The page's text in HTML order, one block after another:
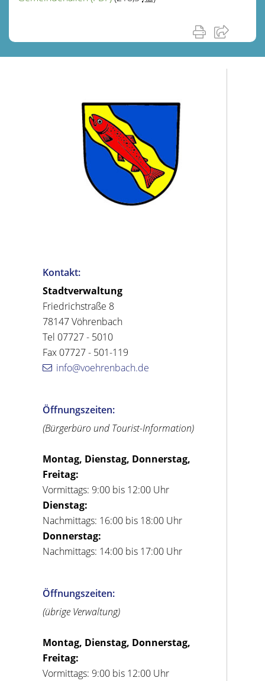
Kontakt:
Stadtverwaltung
Friedrichstraße 8
78147 Vöhrenbach
Tel 07727 - 5010
Fax 07727 - 501-119
info@voehrenbach.de
Öffnungszeiten:
(Bürgerbüro und Tourist-Information)
Montag, Dienstag, Donnerstag,
Freitag:
Vormittags: 9:00 bis 12:00 Uhr
Dienstag:
Nachmittags: 16:00 bis 18:00 Uhr
Donnerstag:
Nachmittags: 14:00 bis 17:00 Uhr
Öffnungszeiten:
(übrige Verwaltung)
Montag, Dienstag, Donnerstag,
Freitag:
Vormittags: 9:00 bis 12:00 Uhr